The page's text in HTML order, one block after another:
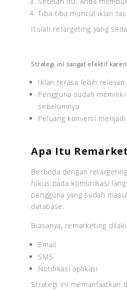
Tiba-tiba muncul iklan tas
Itulah retargeting yang
Strategi ini sangat efektif
Iklan terasa lebih relevan
Pengguna sudah
sebelumnya
Peluang konversi
Apa Itu
Berbeda dengan
fokus pada komunikasi
pengguna yang sudah
database.
Biasanya, remarketing
Email
SMS
Notifikasi aplikasi
Strategi ini memanfaatkan